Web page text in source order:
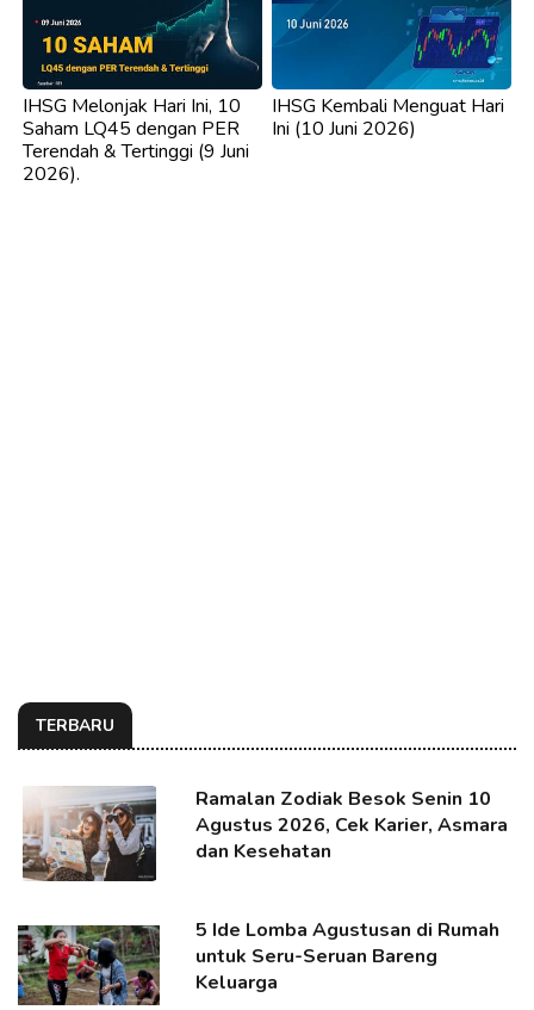
IHSG Melonjak Hari Ini, 10
Saham LQ45 dengan PER
Terendah & Tertinggi (9 Juni
2026).
IHSG Kembali Menguat Hari
Ini (10 Juni 2026)
TERBARU
Ramalan Zodiak Besok Senin 10
Agustus 2026, Cek Karier, Asmara
dan Kesehatan
5 Ide Lomba Agustusan di Rumah
untuk Seru-Seruan Bareng
Keluarga